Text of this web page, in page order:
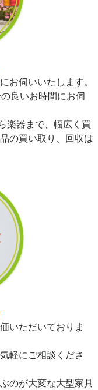
お伺いいたします。
良いお時間にお伺
楽器まで、幅広く買
の買い取り、回収は
いただいておりま
軽にご相談くださ
のが大変な大型家具